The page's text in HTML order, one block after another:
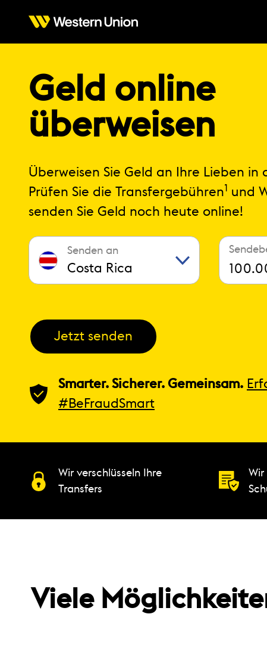
Geld online
überweisen
Überweisen Sie Geld an Ihre Lieben in
Prüfen Sie die Transfergebühren‌‌1‌‌
und
senden Sie Geld noch heute online!
Senden an
Costa Rica
Jetzt senden
Smarter. Sicherer. Gemeinsam.
#BeFraudSmart
Wir verschlüsseln Ihre
Transfers
Wir
Viele